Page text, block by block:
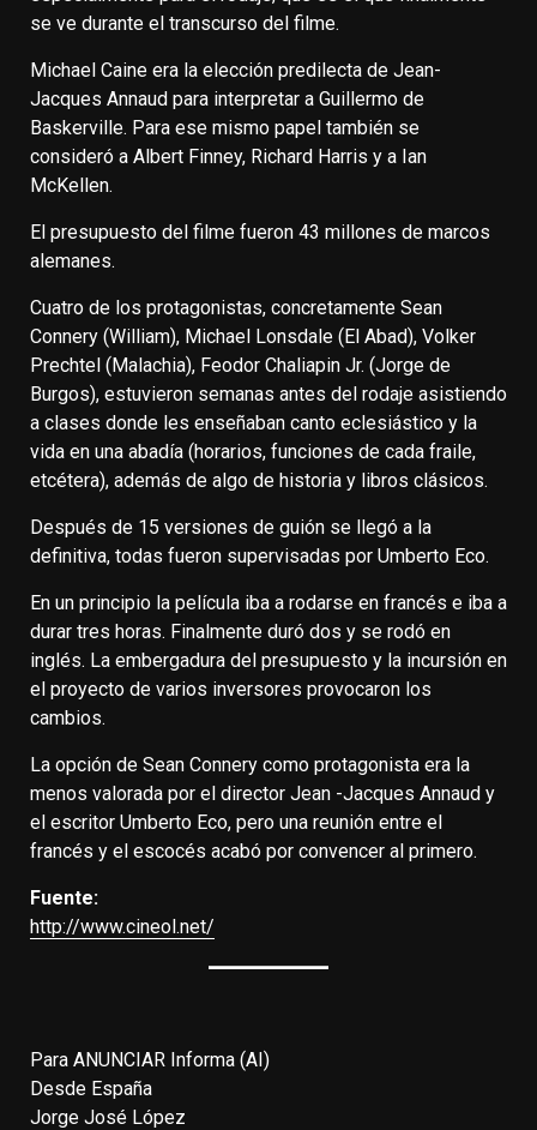
se ve durante el transcurso del filme.
Michael Caine era la elección predilecta de Jean-
Jacques Annaud para interpretar a Guillermo de
Baskerville. Para ese mismo papel también se
consideró a Albert Finney, Richard Harris y a Ian
McKellen.
El presupuesto del filme fueron 43 millones de marcos
alemanes.
Cuatro de los protagonistas, concretamente Sean
Connery (William), Michael Lonsdale (El Abad), Volker
Prechtel (Malachia), Feodor Chaliapin Jr. (Jorge de
Burgos), estuvieron semanas antes del rodaje asistiendo
a clases donde les enseñaban canto eclesiástico y la
vida en una abadía (horarios, funciones de cada fraile,
etcétera), además de algo de historia y libros clásicos.
Después de 15 versiones de guión se llegó a la
definitiva, todas fueron supervisadas por Umberto Eco.
En un principio la película iba a rodarse en francés e iba a
durar tres horas. Finalmente duró dos y se rodó en
inglés. La embergadura del presupuesto y la incursión en
el proyecto de varios inversores provocaron los
cambios.
La opción de Sean Connery como protagonista era la
menos valorada por el director Jean -Jacques Annaud y
el escritor Umberto Eco, pero una reunión entre el
francés y el escocés acabó por convencer al primero.
Fuente:
http://www.cineol.net/
Para ANUNCIAR Informa (AI)
Desde España
Jorge José López